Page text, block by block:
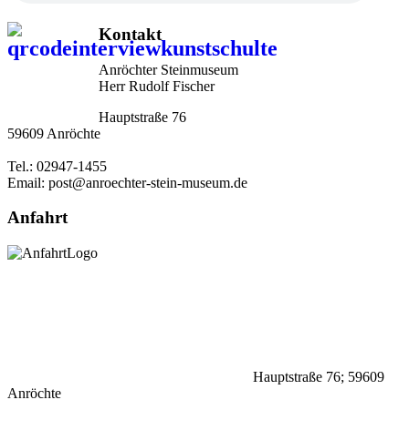
Kontakt
Anröchter Steinmuseum
Herr Rudolf Fischer
Hauptstraße 76
59609 Anröchte
Tel.: 02947-1455
Email: post@anroechter-stein-museum.de
Anfahrt
Hauptstraße 76; 59609
Anröchte